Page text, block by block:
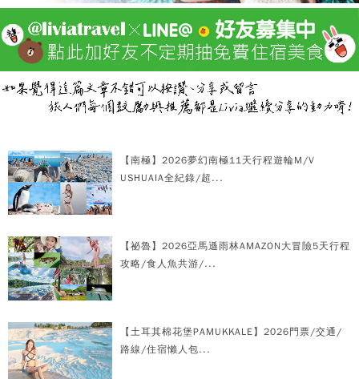
【南極】2026夢幻南極11天行程遊輪M/V
USHUAIA全紀錄/超...
【祕魯】2026亞馬遜雨林AMAZON大冒險5天行程
攻略/食人魚共游/...
【土耳其棉花堡PAMUKKALE】2026門票/交通/
路線/住宿懶人包...